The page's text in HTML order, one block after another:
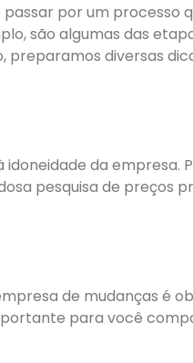
por um
são algumas das
diversas
da
pesquisa de
de mudanças é
para você